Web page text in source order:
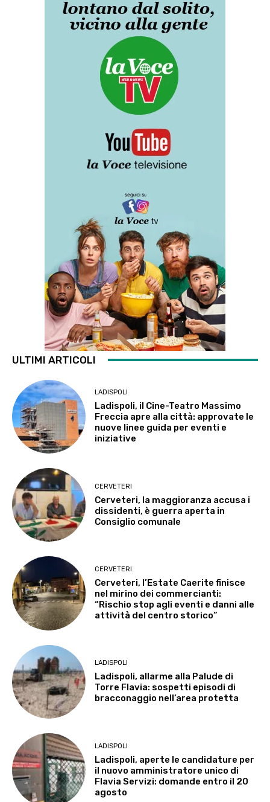
ULTIMI ARTICOLI
LADISPOLI
Ladispoli, il Cine-Teatro Massimo
Freccia apre alla città: approvate le
nuove linee guida per eventi e
iniziative
CERVETERI
Cerveteri, la maggioranza accusa i
dissidenti, è guerra aperta in
Consiglio comunale
CERVETERI
Cerveteri, l’Estate Caerite finisce
nel mirino dei commercianti:
“Rischio stop agli eventi e danni alle
attività del centro storico”
LADISPOLI
Ladispoli, allarme alla Palude di
Torre Flavia: sospetti episodi di
bracconaggio nell’area protetta
LADISPOLI
Ladispoli, aperte le candidature per
il nuovo amministratore unico di
Flavia Servizi: domande entro il 20
agosto